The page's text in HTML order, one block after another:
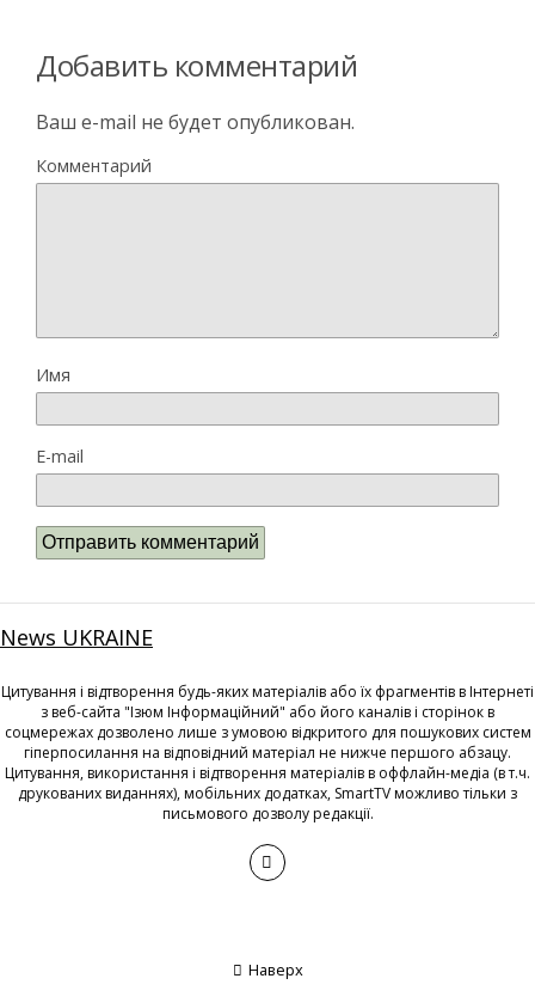
Добавить комментарий
Ваш e-mail не будет опубликован.
Комментарий
Имя
E-mail
News UKRAINE
Цитування і відтворення будь-яких матеріалів або їх фрагментів в Інтернеті
з веб-сайта "Ізюм Інформаційний" або його каналів і сторінок в
соцмережах дозволено лише з умовою відкритого для пошукових систем
гіперпосилання на відповідний матеріал не нижче першого абзацу.
Цитування, використання і відтворення матеріалів в оффлайн-медіа (в т.ч.
друкованих виданнях), мобільних додатках, SmartTV можливо тільки з
письмового дозволу редакції.
Наверх